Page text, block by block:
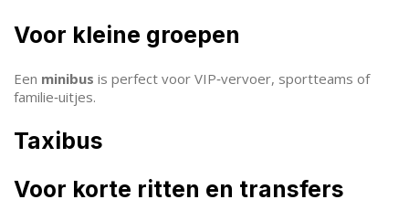
Voor kleine groepen
Een minibus is perfect voor VIP‑vervoer, sportteams of
familie‑uitjes.
Taxibus
Voor korte ritten en transfers